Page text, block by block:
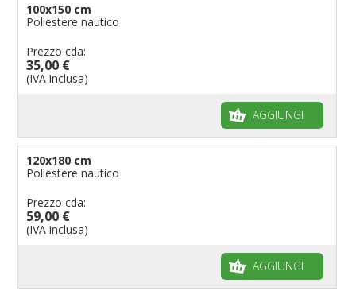
100x150 cm
Poliestere nautico
Prezzo cda:
35,00 €
(IVA inclusa)
AGGIUNGI
120x180 cm
Poliestere nautico
Prezzo cda:
59,00 €
(IVA inclusa)
AGGIUNGI